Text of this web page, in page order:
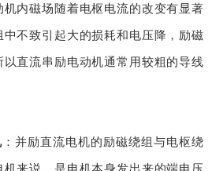
内磁场随着电枢电流的改变有显著
不致引起大的损耗和电压降，励磁
直流串励电动机通常用较粗的导线
：并励直流电机的励磁绕组与电枢绕